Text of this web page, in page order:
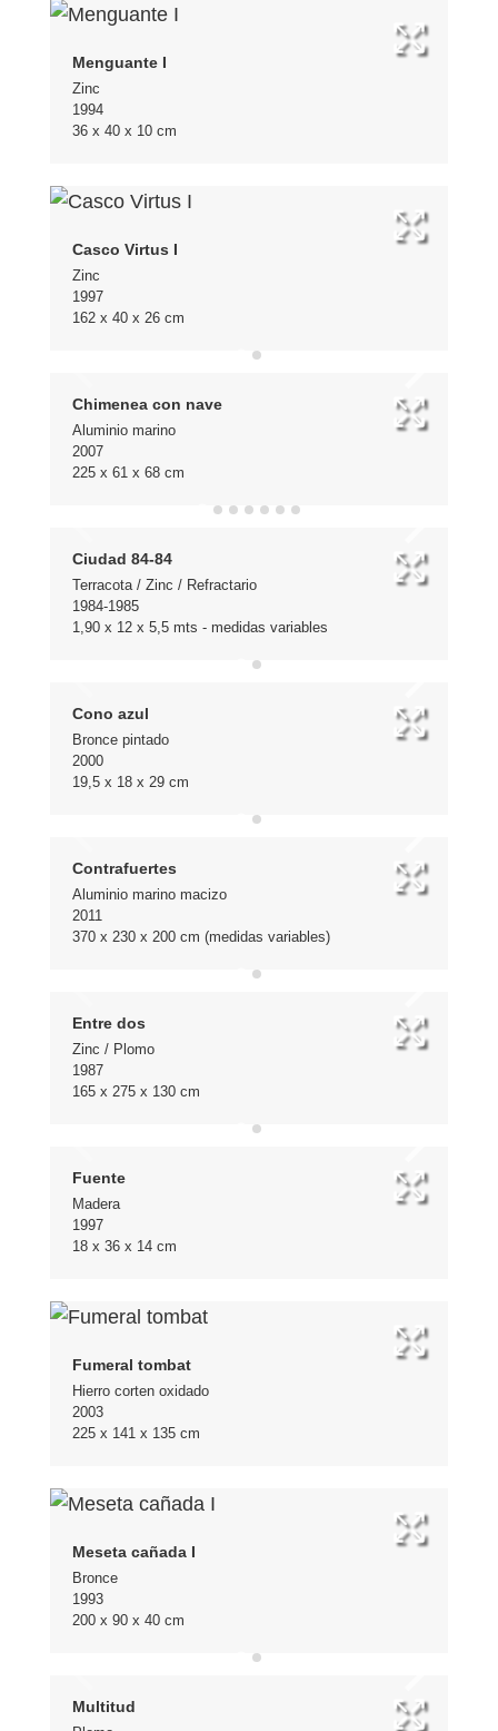
Menguante I
Zinc
1994
36 x 40 x 10 cm
Casco Virtus I
Zinc
1997
162 x 40 x 26 cm
Chimenea con nave
Aluminio marino
2007
225 x 61 x 68 cm
Ciudad 84-84
Terracota / Zinc / Refractario
1984-1985
1,90 x 12 x 5,5 mts - medidas variables
Cono azul
Bronce pintado
2000
19,5 x 18 x 29 cm
Contrafuertes
Aluminio marino macizo
2011
370 x 230 x 200 cm (medidas variables)
Entre dos
Zinc / Plomo
1987
165 x 275 x 130 cm
Fuente
Madera
1997
18 x 36 x 14 cm
Fumeral tombat
Hierro corten oxidado
2003
225 x 141 x 135 cm
Meseta cañada I
Bronce
1993
200 x 90 x 40 cm
Multitud